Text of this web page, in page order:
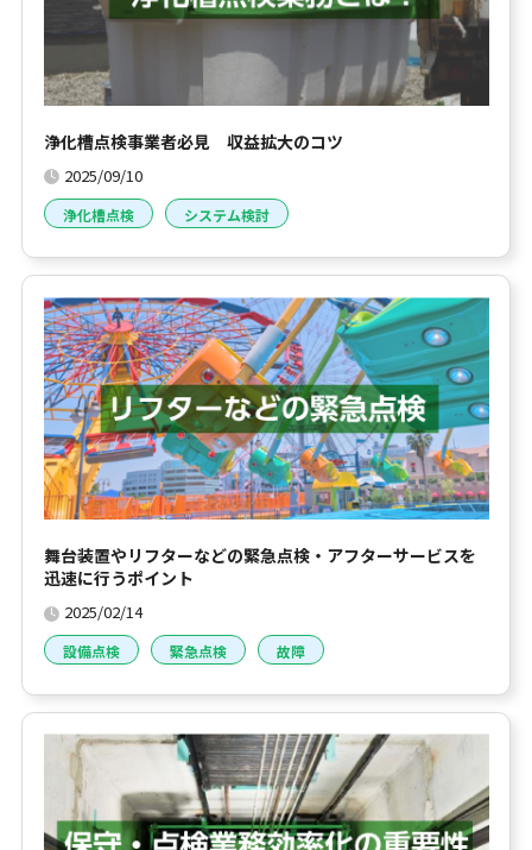
浄化槽点検事業者必見 収益拡大のコツ
2025/09/10
浄化槽点検 システム検討
舞台装置やリフターなどの緊急点検・アフターサービスを
迅速に行うポイント
2025/02/14
設備点検 緊急点検 故障